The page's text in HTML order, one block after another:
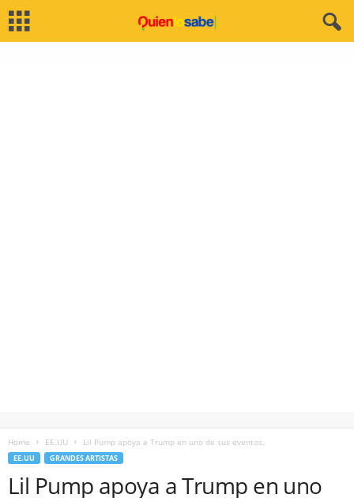
Home EE.UU Lil Pump apoya a Trump en uno de sus eventos.
EE.UU GRANDES ARTISTAS
Lil Pump apoya a Trump en uno